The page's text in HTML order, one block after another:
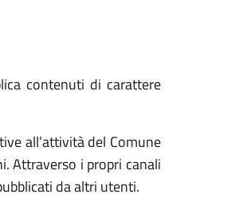
contenuti di carattere
all’attività del Comune
Attraverso i propri canali
da altri utenti.